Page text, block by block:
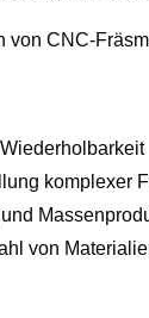
von CNC-
komplexer
von